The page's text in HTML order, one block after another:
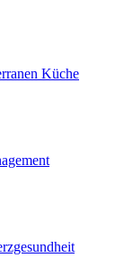
Küche